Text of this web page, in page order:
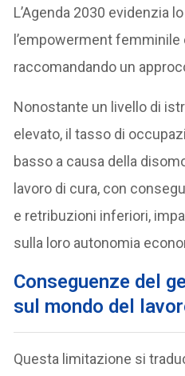
L’Agenda 2030 evidenzia
l’empowerment
raccomandando un
Nonostante un livello di
elevato, il tasso di
basso a causa della
lavoro di cura, con
e retribuzioni inferiori,
sulla loro autonomia
Conseguenze del
sul mondo del
Questa limitazione si